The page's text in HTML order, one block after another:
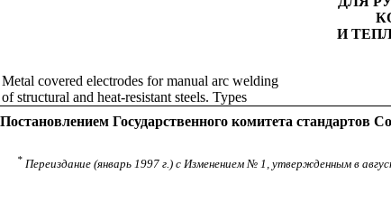
И
Metal covered electrodes for manual arc welding
of structural and heat-resistant steels. Types
Постановлением Государственного комитета стандартов
* Переиздание (январь 1997 г.) с Изменением № 1, утвержденным в